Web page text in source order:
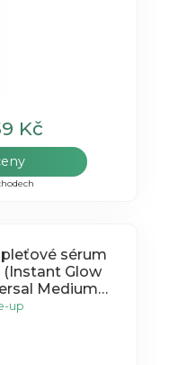
Kč
sérum
Glow
Medium
up